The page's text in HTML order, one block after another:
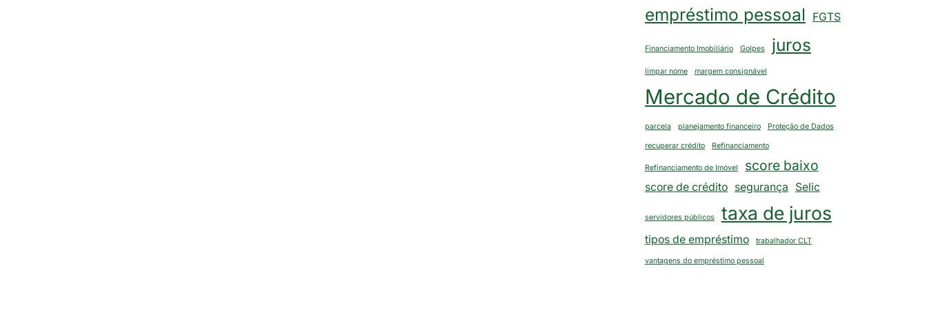
empréstimo pessoal FGTS
Financiamento Imobiliário Golpes juros
limpar nome margem consignável
Mercado de Crédito
parcela planejamento financeiro Proteção de Dados
recuperar crédito Refinanciamento
Refinanciamento de Imóvel score baixo
score de crédito segurança Selic
servidores públicos taxa de juros
tipos de empréstimo trabalhador CLT
vantagens do empréstimo pessoal